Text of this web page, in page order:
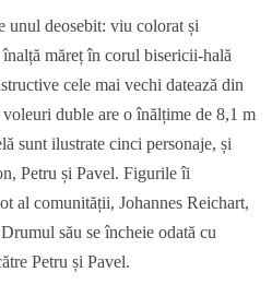
unul deosebit: viu colorat și
măreț în corul bisericii-hală
cele mai vechi datează din
duble are o înălțime de 8,1 m
sunt ilustrate cinci personaje, și
Petru și Pavel. Figurile îi
al comunității, Johannes Reichart,
său se încheie odată cu
Petru și Pavel.